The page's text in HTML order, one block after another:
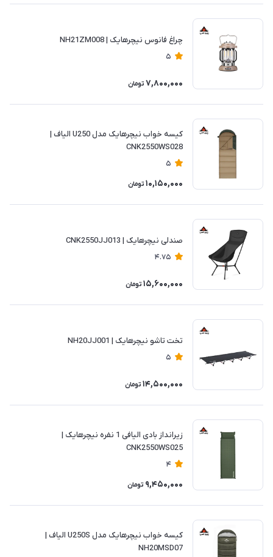
چراغ فانوس نیچرهایک | NH21ZM008
5
7,800,000 تومان
کیسه خواب نیچرهایک مدل U250 الیاف |
CNK2550WS028
5
10,150,000 تومان
صندلی نیچرهایک | CNK2550JJ013
4.75
15,600,000 تومان
تخت تاشو نیچرهایک | NH20JJ001
5
14,500,000 تومان
زیرانداز بادی الیافی 1 نفره نیچرهایک |
CNK2550WS025
4
9,450,000 تومان
کیسه خواب نیچرهایک مدل U250S الیاف |
NH20MSD07